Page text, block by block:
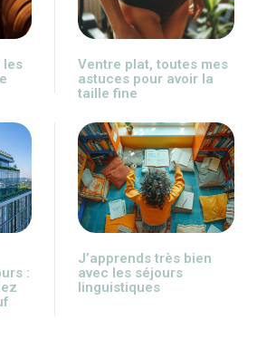
les
Ventre plat, toutes mes
astuces pour avoir la
taille fine
:
J’apprends très bien
avec les séjours
linguistiques